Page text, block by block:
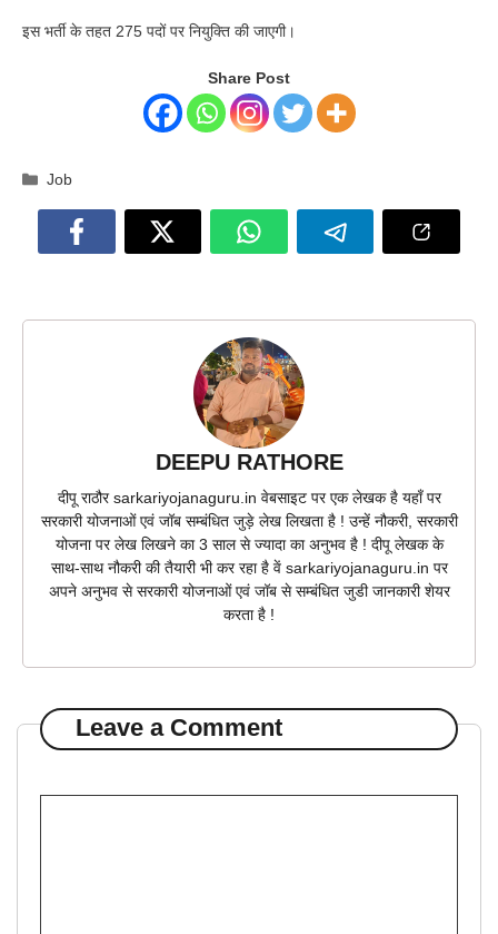
इस भर्ती के तहत 275 पदों पर नियुक्ति की जाएगी।
Share Post
Categories
Job
DEEPU RATHORE
दीपू राठौर sarkariyojanaguru.in वेबसाइट पर एक लेखक है यहाँ पर
सरकारी योजनाओं एवं जॉब सम्बंधित जुड़े लेख लिखता है ! उन्हें नौकरी, सरकारी
योजना पर लेख लिखने का 3 साल से ज्यादा का अनुभव है ! दीपू लेखक के
साथ-साथ नौकरी की तैयारी भी कर रहा है वें sarkariyojanaguru.in पर
अपने अनुभव से सरकारी योजनाओं एवं जॉब से सम्बंधित जुडी जानकारी शेयर
करता है !
Leave a Comment